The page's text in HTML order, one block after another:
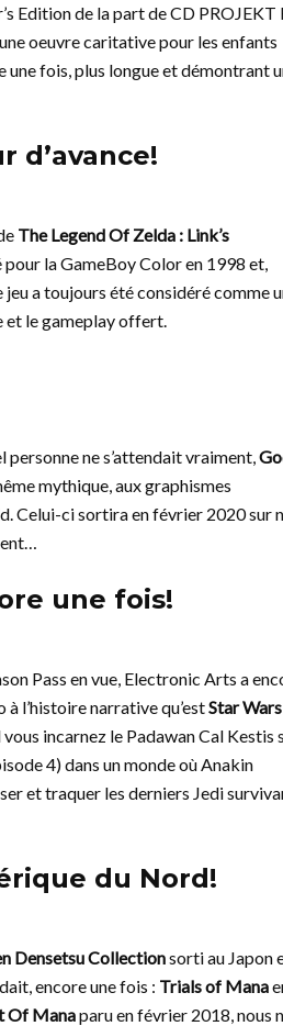
Edition de la part de CD PROJEKT
oeuvre caritative pour les enfants
une fois, plus longue et démontrant
d’avance!
The Legend Of Zelda : Link’s
la GameBoy Color en 1998 et,
a toujours été considéré comme
et le gameplay offert.
personne ne s’attendait vraiment,
mythique, aux graphismes
Celui-ci sortira en février 2020 sur
une fois!
Pass en vue, Electronic Arts a
l’histoire narrative qu’estStar
vous incarnez le Padawan Cal Kestis
4) dans un monde où Anakin
et traquer les derniers Jedi
du Nord!
Densetsu Collectionsorti au Japon
encore une fois : Trials of Mana
Of Manaparu en février 2018, nous